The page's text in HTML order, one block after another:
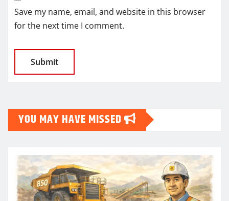
Save my name, email, and website in this browser
for the next time I comment.
YOU MAY HAVE MISSED